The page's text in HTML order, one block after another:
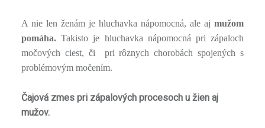
A nie len ženám je hluchavka nápomocná, ale ajmužom
pomáha.Takisto je hluchavka nápomocná pri zápaloch
močových ciest, či pri rôznych chorobách spojených s
problémovým močením.
Čajová zmes pri zápalových procesoch u žien aj
mužov.